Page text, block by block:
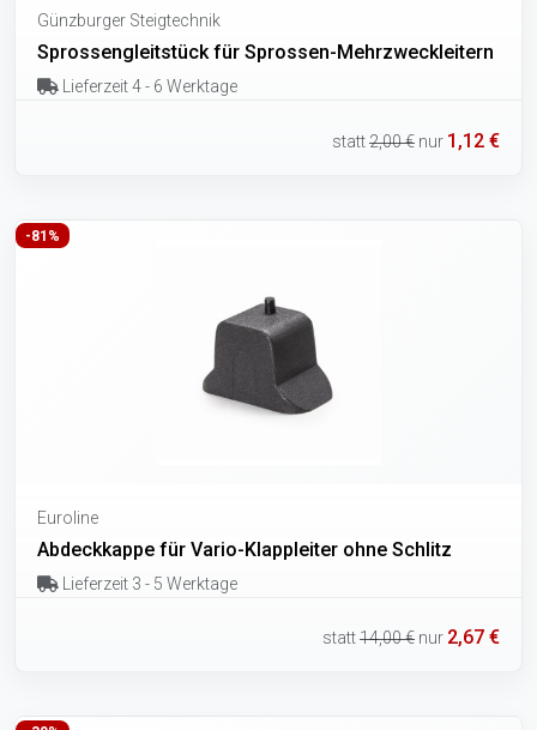
Günzburger Steigtechnik
Sprossengleitstück für Sprossen-Mehrzweckleitern
Lieferzeit 4 - 6 Werktage
statt2,00 € nur 1,12 €
-81%
Euroline
Abdeckkappe für Vario-Klappleiter ohne Schlitz
Lieferzeit 3 - 5 Werktage
statt14,00 € nur 2,67 €